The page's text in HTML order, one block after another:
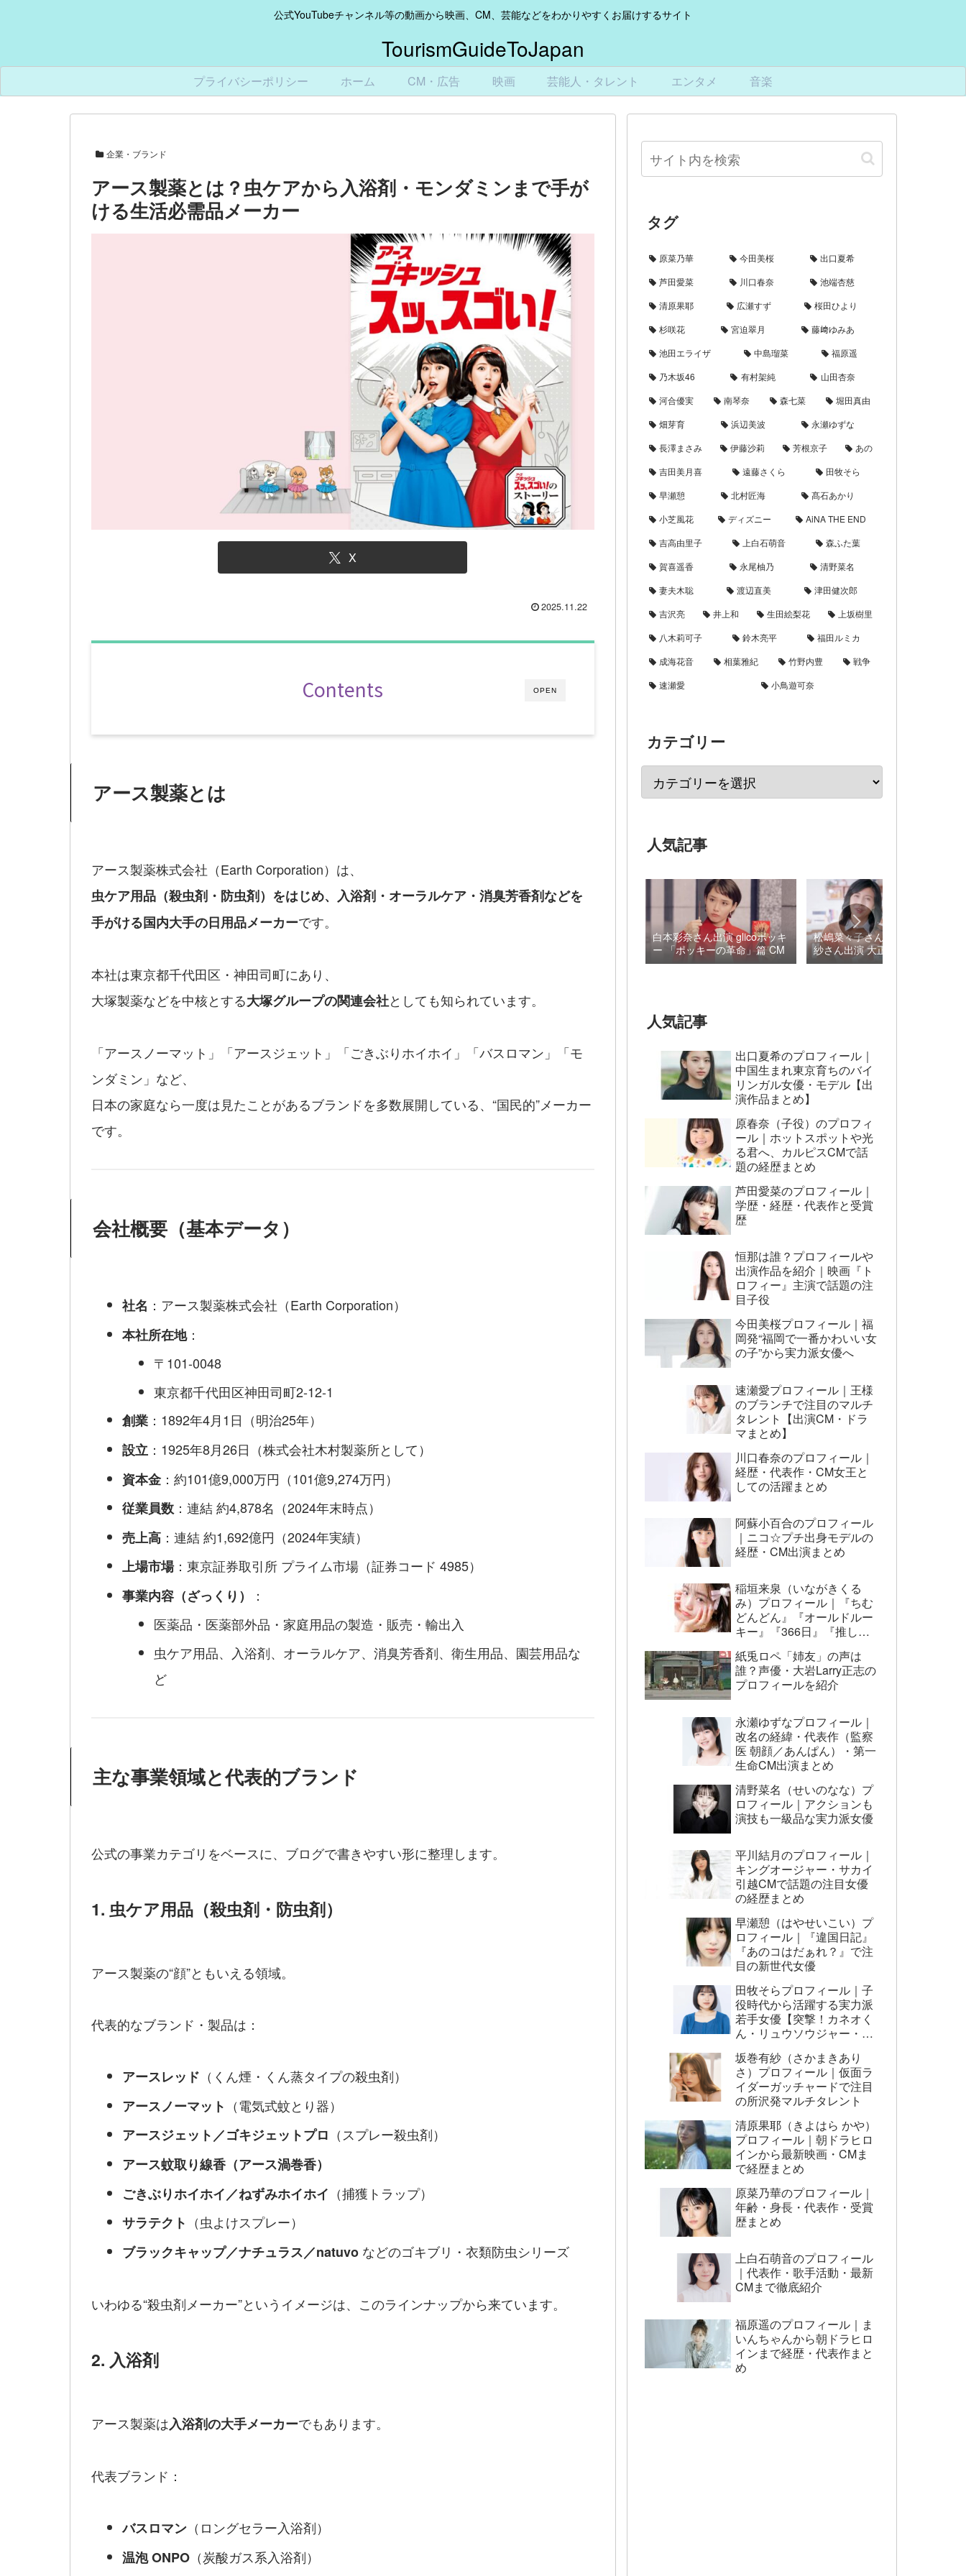
公式YouTubeチャンネル等の動画から映画、CM、芸能などをわかりやすくお届けするサイト
TourismGuideToJapan
プライバシーポリシー ホーム CM・広告 映画 芸能人・タレント エンタメ 音楽
企業・ブランド
アース製薬とは？虫ケアから入浴剤・モンダミンまで手が
ける生活必需品メーカー
X
2025.11.22
OPEN
Contents
アース製薬とは
アース製薬株式会社（Earth Corporation）は、
虫ケア用品（殺虫剤・防虫剤）をはじめ、入浴剤・オーラルケア・消臭芳香剤などを
手がける国内大手の日用品メーカーです。
本社は東京都千代田区・神田司町にあり、
大塚製薬などを中核とする大塚グループの関連会社としても知られています。
「アースノーマット」「アースジェット」「ごきぶりホイホイ」「バスロマン」「モ
ンダミン」など、
日本の家庭なら一度は見たことがあるブランドを多数展開している、“国民的”メーカー
です。
会社概要（基本データ）
社名 ：アース製薬株式会社（Earth Corporation）
本社所在地：
〒101-0048
東京都千代田区神田司町2-12-1
創業 ：1892年4月1日（明治25年）
設立 ：1925年8月26日（株式会社木村製薬所として）
資本金 ：約101億9,000万円（101億9,274万円）
従業員数 ：連結 約4,878名（2024年末時点）
売上高 ：連結 約1,692億円（2024年実績）
上場市場：東京証券取引所 プライム市場（証券コード 4985）
事業内容（ざっくり）
：
医薬品・医薬部外品・家庭用品の製造・販売・輸出入
虫ケア用品、入浴剤、オーラルケア、消臭芳香剤、衛生用品、園芸用品な
ど
主な事業領域と代表的ブランド
公式の事業カテゴリをベースに、ブログで書きやすい形に整理します。
1. 虫ケア用品（殺虫剤・防虫剤）
アース製薬の“顔”ともいえる領域。
代表的なブランド・製品は：
アースレッド （くん煙・くん蒸タイプの殺虫剤）
アースノーマット （電気式蚊とり器）
アースジェット／ゴキジェットプロ （スプレー殺虫剤）
アース蚊取り線香（アース渦巻香）
ごきぶりホイホイ／ねずみホイホイ （捕獲トラップ）
サラテクト （虫よけスプレー）
ブラックキャップ／ナチュラス／natuvo などのゴキブリ・衣類防虫シリーズ
いわゆる“殺虫剤メーカー”というイメージは、このラインナップから来ています。
2. 入浴剤
アース製薬は入浴剤の大手メーカーでもあります。
代表ブランド：
バスロマン （ロングセラー入浴剤）
温泡 ONPO （炭酸ガス系入浴剤）
タグ
原菜乃華 今田美桜
出口夏希
芦田愛菜
川口春奈
池端杏慈
清原果耶
広瀬すず
桜田ひより
杉咲花
宮迫翠月
藤﨑ゆみあ
池田エライザ
中島瑠菜
福原遥
乃木坂46
有村架純
山田杏奈
河合優実
南琴奈 森七菜
堀田真由
畑芽育
浜辺美波
永瀬ゆずな
長澤まさみ
伊藤沙莉 芳根京子
あの
吉田美月喜
遠藤さくら
田牧そら
早瀬憩
北村匠海
髙石あかり
小芝風花
ディズニー
AiNA THE END
吉高由里子
上白石萌音
森ふた葉
賀喜遥香
永尾柚乃
清野菜名
妻夫木聡
渡辺直美
津田健次郎
吉沢亮
井上和 生田絵梨花
上坂樹里
八木莉可子
鈴木亮平
福田ルミカ
成海花音
相葉雅紀 竹野内豊
戦争
速瀬愛
小鳥遊可奈
カテゴリー
人気記事
白本彩奈さん出演 glicoポッキ
ー 「ポッキーの革命」篇 CM
松嶋菜々子さん×阿由葉さら
紗さん出演 大正製薬 パブロ
ンSゴールドW『いましよう
人気記事
出口夏希のプロフィール｜
中国生まれ東京育ちのバイ
リンガル女優・モデル【出
演作品まとめ】
原春奈（子役）のプロフィ
ール｜ホットスポットや光
る君へ、カルピスCMで話
題の経歴まとめ
芦田愛菜のプロフィール｜
学歴・経歴・代表作と受賞
歴
恒那は誰？プロフィールや
出演作品を紹介｜映画『ト
ロフィー』主演で話題の注
目子役
今田美桜プロフィール｜福
岡発“福岡で一番かわいい女
の子”から実力派女優へ
速瀬愛プロフィール｜王様
のブランチで注目のマルチ
タレント【出演CM・ドラ
マまとめ】
川口春奈のプロフィール｜
経歴・代表作・CM女王と
しての活躍まとめ
阿蘇小百合のプロフィール
｜ニコ☆プチ出身モデルの
経歴・CM出演まとめ
稲垣来泉（いながきくる
み）プロフィール｜『ちむ
どんどん』『オールドルー
キー』『366日』『推しの
紙兎ロペ「姉友」の声は
誰？声優・大岩Larry正志の
プロフィールを紹介
永瀬ゆずなプロフィール｜
改名の経緯・代表作（監察
医 朝顔／あんぱん）・第一
生命CM出演まとめ
清野菜名（せいのなな）プ
ロフィール｜アクションも
演技も一級品な実力派女優
平川結月のプロフィール｜
キングオージャー・サカイ
引越CMで話題の注目女優
の経歴まとめ
早瀬憩（はやせいこい）プ
ロフィール｜『違国日記』
『あのコはだぁれ？』で注
目の新世代女優
田牧そらプロフィール｜子
役時代から活躍する実力派
若手女優【突撃！カネオく
ん・リュウソウジャー・映
坂巻有紗（さかまきあり
さ）プロフィール｜仮面ラ
イダーガッチャードで注目
の所沢発マルチタレント
清原果耶（きよはら かや）
プロフィール｜朝ドラヒロ
インから最新映画・CMま
で経歴まとめ
原菜乃華のプロフィール｜
年齢・身長・代表作・受賞
歴まとめ
上白石萌音のプロフィール
｜代表作・歌手活動・最新
CMまで徹底紹介
福原遥のプロフィール｜ま
いんちゃんから朝ドラヒロ
インまで経歴・代表作まと
め